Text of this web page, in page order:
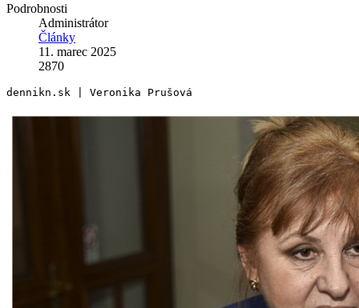
Podrobnosti
Administrátor
Články
11. marec 2025
2870
dennikn.sk | Veronika Prušová